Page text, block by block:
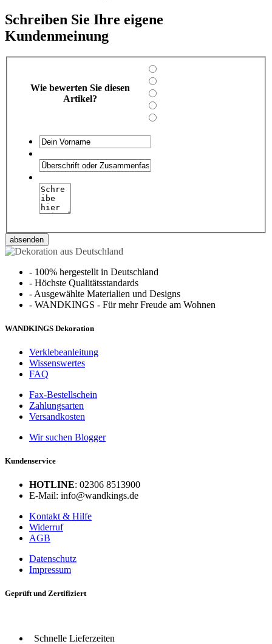
Schreiben Sie Ihre eigene
Kundenmeinung
Wie bewerten Sie diesen
Artikel?
absenden
- 100% hergestellt in Deutschland
- Höchste Qualitätsstandards
- Ausgewählte Materialien und Designs
- WANDKINGS - Für mehr Freude am Wohnen
WANDKINGS Dekoration
Verklebeanleitung
Wissenswertes
FAQ
Fax-Bestellschein
Zahlungsarten
Versandkosten
Wir suchen Blogger
Kundenservice
HOTLINE: 02306 8513900
E-Mail: info@wandkings.de
Kontakt & Hilfe
Widerruf
AGB
Datenschutz
Impressum
Geprüft und Zertifiziert
Schnelle Lieferzeiten